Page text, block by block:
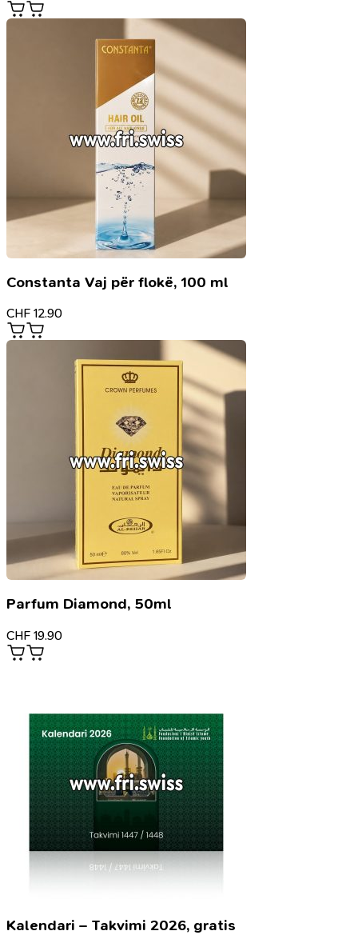
Constanta Vaj për flokë, 100 ml
CHF 12.90
Parfum Diamond, 50ml
CHF 19.90
Kalendari – Takvimi 2026, gratis